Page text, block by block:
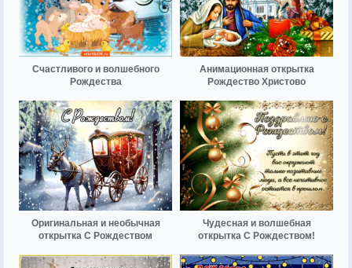
Счастливого и волшебного
Рождества
Анимационная открытка
Рождество Христово
Оригинальная и необычная
открытка С Рождеством
Чудесная и волшебная
открытка С Рождеством!